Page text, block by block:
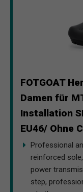
FOTGOAT
Damen für
Installation
EU46/ Ohne
Professional
reinforced
power
step,